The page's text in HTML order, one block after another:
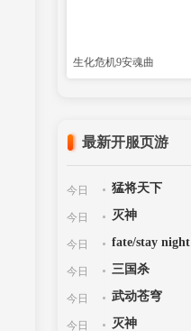
生化危机9安魂曲
最新开服页游
今日 猛将天下
今日 灭神
今日 fate/stay night
今日 三国杀
今日 武动苍穹
今日 灭神